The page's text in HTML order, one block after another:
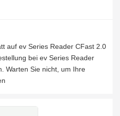
auf ev Series Reader CFast 2.0
bei ev Series Reader
Warten Sie nicht, um Ihre